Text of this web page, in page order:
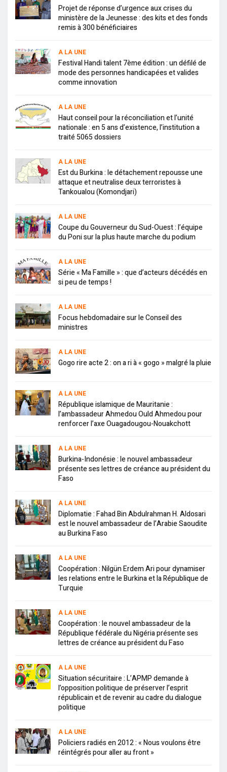
Projet de réponse d’urgence aux crises du
ministère de la Jeunesse : des kits et des fonds
remis à 300 bénéficiaires
A LA UNE
Festival Handi talent 7ème édition : un défilé de
mode des personnes handicapées et valides
comme innovation
A LA UNE
Haut conseil pour la réconciliation et l’unité
nationale : en 5 ans d’existence, l’institution a
traité 5065 dossiers
A LA UNE
Est du Burkina : le détachement repousse une
attaque et neutralise deux terroristes à
Tankoualou (Komondjari)
A LA UNE
Coupe du Gouverneur du Sud-Ouest : l’équipe
du Poni sur la plus haute marche du podium
A LA UNE
Série « Ma Famille » : que d’acteurs décédés en
si peu de temps !
A LA UNE
Focus hebdomadaire sur le Conseil des
ministres
A LA UNE
Gogo rire acte 2 : on a ri à « gogo » malgré la pluie
A LA UNE
République islamique de Mauritanie :
l’ambassadeur Ahmedou Ould Ahmedou pour
renforcer l’axe Ouagadougou-Nouakchott
A LA UNE
Burkina-Indonésie : le nouvel ambassadeur
présente ses lettres de créance au président du
Faso
A LA UNE
Diplomatie : Fahad Bin Abdulrahman H. Aldosari
est le nouvel ambassadeur de l’Arabie Saoudite
au Burkina Faso
A LA UNE
Coopération : Nilgün Erdem Ari pour dynamiser
les relations entre le Burkina et la République de
Turquie
A LA UNE
Coopération : le nouvel ambassadeur de la
République fédérale du Nigéria présente ses
lettres de créance au président du Faso
A LA UNE
Situation sécuritaire : L’APMP demande à
l’opposition politique de préserver l’esprit
républicain et de revenir au cadre du dialogue
politique
A LA UNE
Policiers radiés en 2012 : « Nous voulons être
réintégrés pour aller au front »